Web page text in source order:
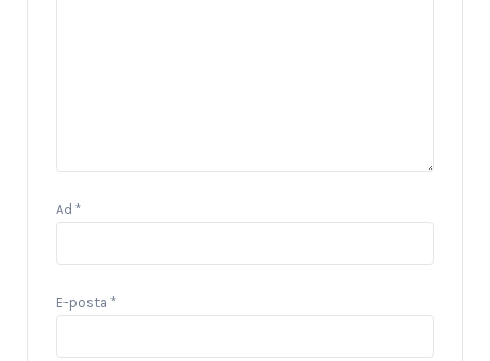
Ad *
E-posta *